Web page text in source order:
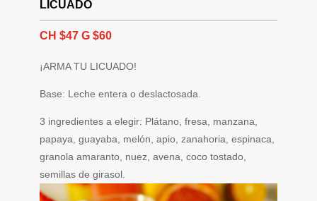
LICUADO
CH $47 G $60
¡ARMA TU LICUADO!
Base: Leche entera o deslactosada.
3 ingredientes a elegir: Plátano, fresa, manzana,
papaya, guayaba, melón, apio, zanahoria, espinaca,
granola amaranto, nuez, avena, coco tostado,
semillas de girasol.